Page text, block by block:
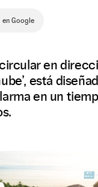
en Google
en
está
en un